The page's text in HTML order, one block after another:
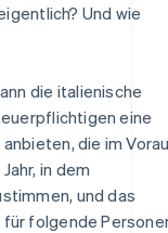
Und wie
die italienische
eine
die im
in dem
und das
folgende